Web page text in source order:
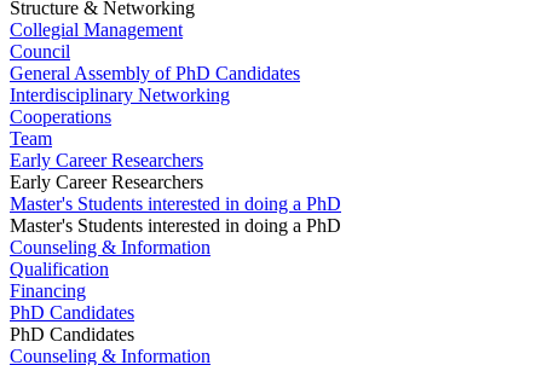
Structure & Networking
Collegial Management
Council
General Assembly of PhD Candidates
Interdisciplinary Networking
Cooperations
Team
Early Career Researchers
Early Career Researchers
Master's Students interested in doing a PhD
Master's Students interested in doing a PhD
Counseling & Information
Qualification
Financing
PhD Candidates
PhD Candidates
Counseling & Information